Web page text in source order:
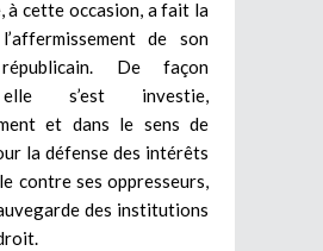
à cette occasion, a fait la
de son
De façon
s’est investie,
et dans le sens de
la défense des intérêts
contre ses oppresseurs,
des institutions